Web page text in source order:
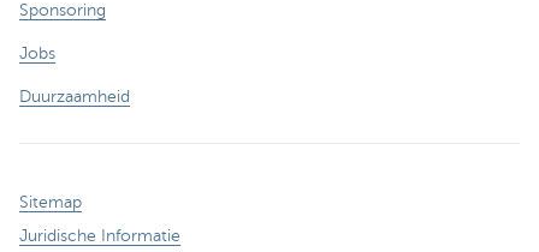
Sponsoring
Jobs
Duurzaamheid
Sitemap
Juridische Informatie